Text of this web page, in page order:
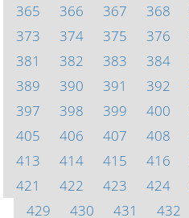
365
366 367 368
373
374 375 376
381
382 383 384
389
390 391 392
397
398 399 400
405
406 407 408
413
414 415 416
421
422 423 424
429
430 431 432